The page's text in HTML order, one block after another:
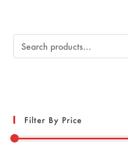
Filter By Price